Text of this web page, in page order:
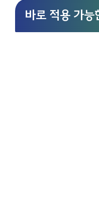
바로 적용 가